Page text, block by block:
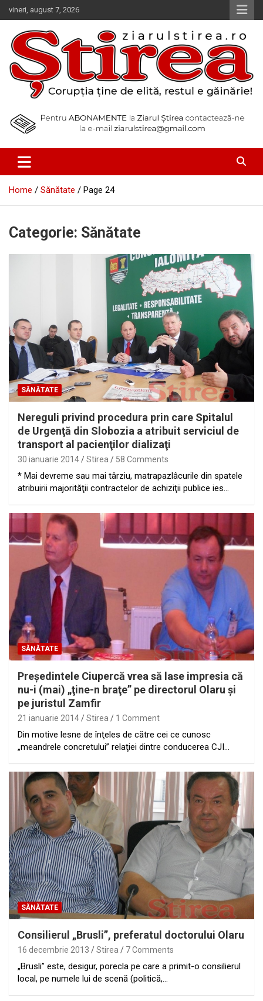
Skip
to
content
vineri, august 7, 2026
Ziarul Știrea
Home Sănătate Page 24
Categorie: Sănătate
SĂNĂTATE
Nereguli privind procedura prin care Spitalul
de Urgenţă din Slobozia a atribuit serviciul de
transport al pacienţilor dializaţi
30 ianuarie 2014 Stirea 58 Comments
* Mai devreme sau mai târziu, matrapazlâcurile din spatele
atribuirii majorităţii contractelor de achiziţii publice ies…
SĂNĂTATE
Preşedintele Ciupercă vrea să lase impresia că
nu-i (mai) „ţine-n braţe” pe directorul Olaru şi
pe juristul Zamfir
21 ianuarie 2014 Stirea 1 Comment
Din motive lesne de înţeles de către cei ce cunosc
„meandrele concretului” relaţiei dintre conducerea CJI…
SĂNĂTATE
Consilierul „Brusli”, preferatul doctorului Olaru
16 decembrie 2013 Stirea 7 Comments
„Brusli” este, desigur, porecla pe care a primit-o consilierul
local, pe numele lui de scenă (politică,…